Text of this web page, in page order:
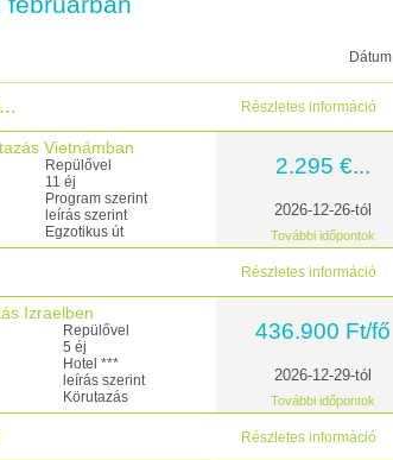
Dátum
Részletes információ
Vietnámban
Repülővel
11 éj
Program szerint
leírás szerint
Egzotikus út
2.295 €...
2026-12-26-tól
További időpontok
Részletes információ
Izraelben
Repülővel
5 éj
Hotel ***
leírás szerint
Körutazás
436.900 Ft/fő
2026-12-29-tól
További időpontok
Részletes információ